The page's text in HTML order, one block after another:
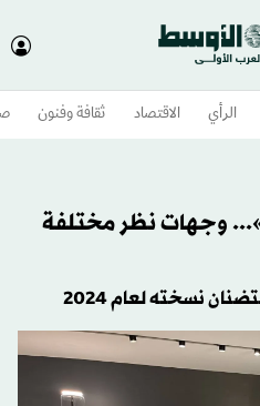
الرأي الاقتصاد ثقافة وفنون
وجهات نظر مختلفة
نسخته لعام 2024